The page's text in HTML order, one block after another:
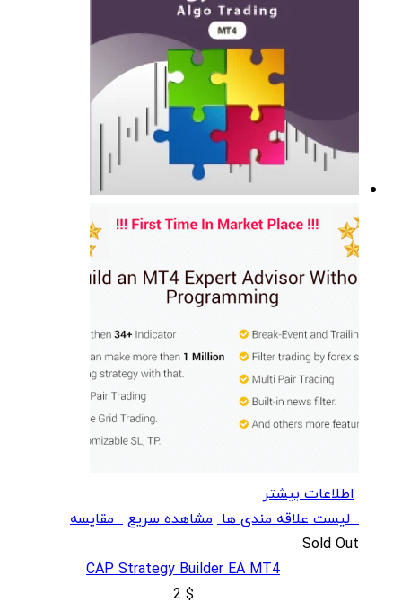
اطلاعات بیشتر
لیست علاقه مندی ها مشاهده سریعمقایسه
Sold Out
CAP Strategy Builder EA MT4
$